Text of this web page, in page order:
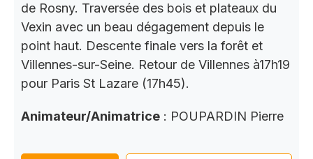
de Rosny. Traversée des bois et plateaux du
Vexin avec un beau dégagement depuis le
point haut. Descente finale vers la forêt et
Villennes-sur-Seine. Retour de Villennes à17h19
pour Paris St Lazare (17h45).
Animateur/Animatrice : POUPARDIN Pierre